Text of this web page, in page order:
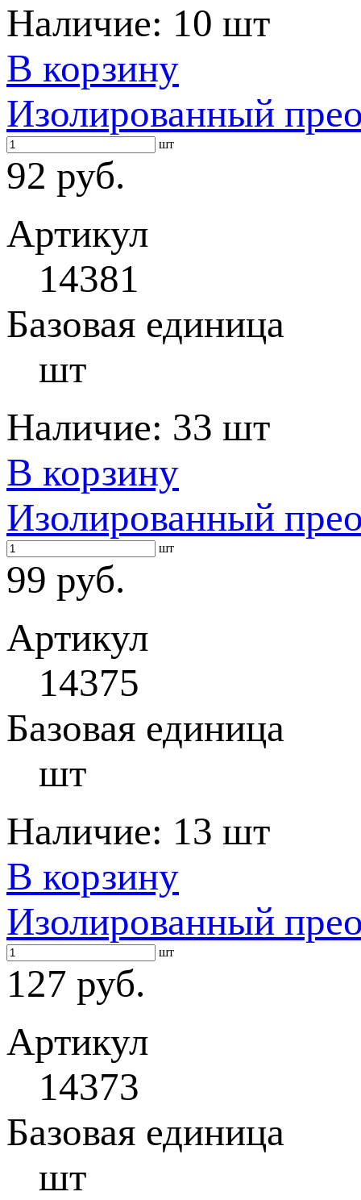
Наличие: 10 шт
В корзину
Изолированный
шт
92 руб.
Артикул
14381
Базовая единица
шт
Наличие: 33 шт
В корзину
Изолированный
шт
99 руб.
Артикул
14375
Базовая единица
шт
Наличие: 13 шт
В корзину
Изолированный
шт
127 руб.
Артикул
14373
Базовая единица
шт